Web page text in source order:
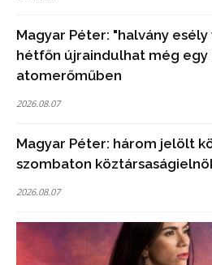
Magyar Péter: "halvány esély
hétfőn újraindulhat még egy
atomerőműben
2026.08.07
Magyar Péter: három jelölt
szombaton
2026.08.07